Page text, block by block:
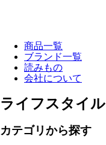
商品一覧
ブランド一覧
読みもの
会社について
ライフスタイル
カテゴリから探す